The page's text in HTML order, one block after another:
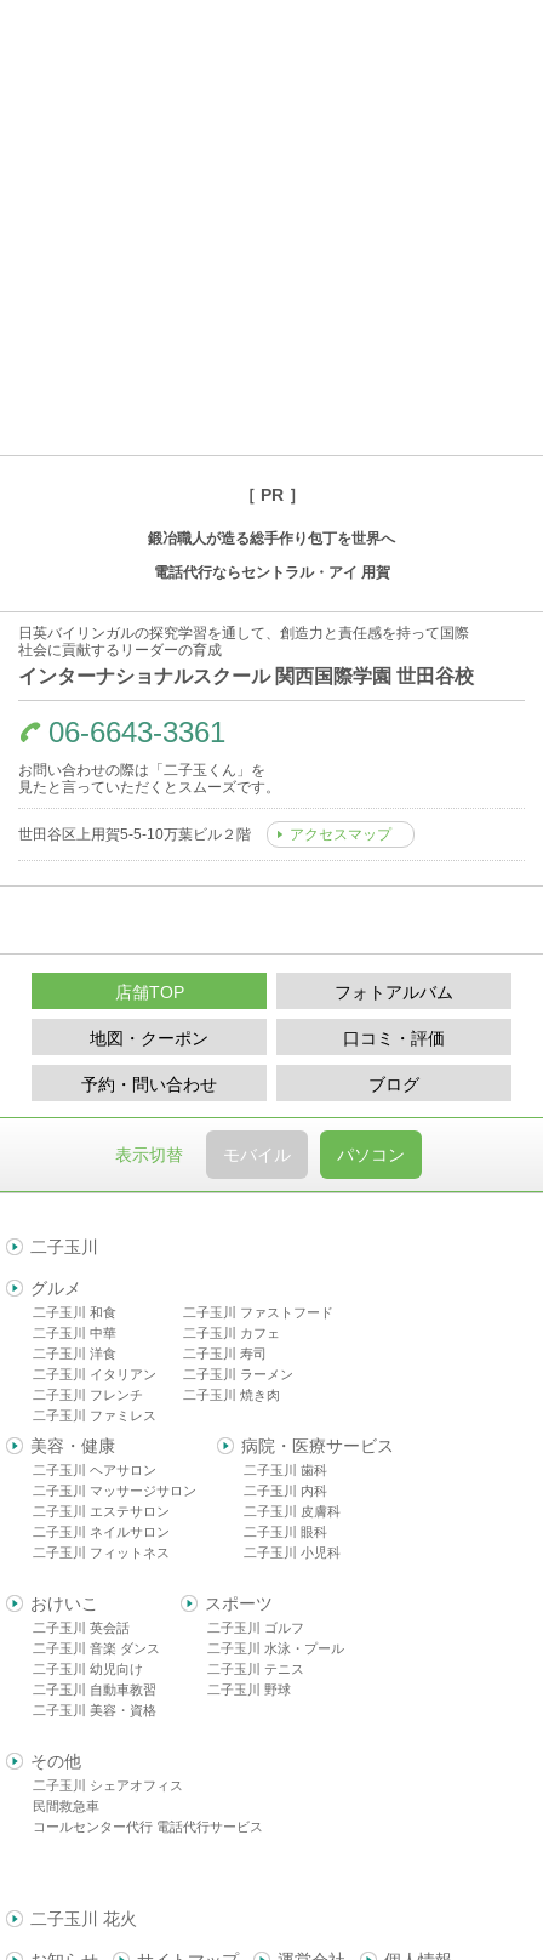
［ PR ］
鍛冶職人が造る総手作り包丁を世界へ
電話代行ならセントラル・アイ 用賀
日英バイリンガルの探究学習を通して、創造力と責任感を持って国際
社会に貢献するリーダーの育成
インターナショナルスクール 関西国際学園 世田谷校
06-6643-3361
お問い合わせの際は「二子玉くん」を
見たと言っていただくとスムーズです。
世田谷区上用賀5-5-10万葉ビル２階 アクセスマップ
店舗TOP フォトアルバム
口コミ・評価
地図・クーポン
ブログ
予約・問い合わせ
表示切替 モバイル パソコン
二子玉川
グルメ
二子玉川 和食
二子玉川 中華
二子玉川 洋食
二子玉川 イタリアン
二子玉川 フレンチ
二子玉川 ファミレス
二子玉川 ファストフード
二子玉川 カフェ
二子玉川 寿司
二子玉川 ラーメン
二子玉川 焼き肉
美容・健康
二子玉川 ヘアサロン
二子玉川 マッサージサロン
二子玉川 エステサロン
二子玉川 ネイルサロン
二子玉川 フィットネス
病院・医療サービス
二子玉川 歯科
二子玉川 内科
二子玉川 皮膚科
二子玉川 眼科
二子玉川 小児科
おけいこ
二子玉川 英会話
二子玉川 音楽 ダンス
二子玉川 幼児向け
二子玉川 自動車教習
二子玉川 美容・資格
スポーツ
二子玉川 ゴルフ
二子玉川 水泳・プール
二子玉川 テニス
二子玉川 野球
その他
二子玉川 シェアオフィス
民間救急車
コールセンター代行 電話代行サービス
二子玉川 花火